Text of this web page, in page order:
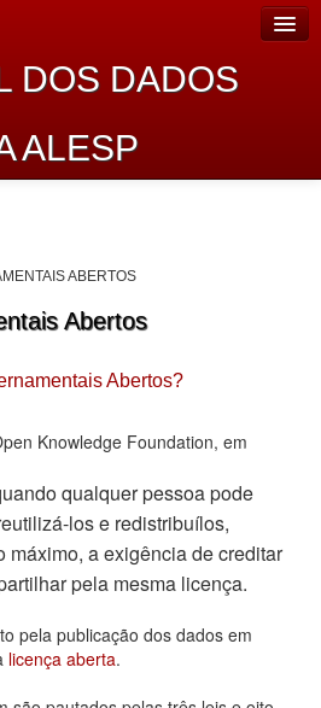
DOS DADOS
ALESP
Abertos
ABERTOS
Abertos
Abertos?
Knowledge Foundation, em
qualquer pessoa pode
los e redistribuí­los,
máximo, a exigência de creditar
pela mesma licença.
pela publicação dos dados em
licença aberta.